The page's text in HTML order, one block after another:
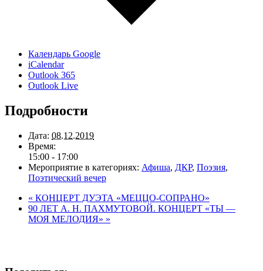
Календарь Google
iCalendar
Outlook 365
Outlook Live
Подробности
Дата: 08.12.2019
Время:
15:00 - 17:00
Мероприятие в категориях: Афиша, ДКР, Поэзия,
Поэтический вечер
« КОНЦЕРТ ДУЭТА «МЕЦЦО-СОПРАНО»
90 ЛЕТ А. Н. ПАХМУТОВОЙ. КОНЦЕРТ «ТЫ —
МОЯ МЕЛОДИЯ» »